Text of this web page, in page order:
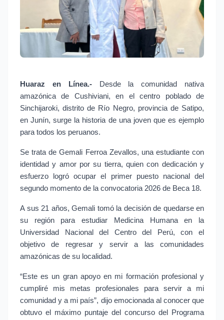
Huaraz en Línea.-
Desde la comunidad nativa
amazónica de Cushiviani, en el centro poblado de
Sinchijaroki, distrito de Río Negro, provincia de Satipo,
en Junín, surge la historia de una joven que es ejemplo
para todos los peruanos.
Se trata de Gemali Ferroa Zevallos, una estudiante con
identidad y amor por su tierra, quien con dedicación y
esfuerzo logró ocupar el primer puesto nacional del
segundo momento de la convocatoria 2026 de Beca 18.
A sus 21 años, Gemali tomó la decisión de quedarse en
su región para estudiar Medicina Humana en la
Universidad Nacional del Centro del Perú, con el
objetivo de regresar y servir a las comunidades
amazónicas de su localidad.
“Este es un gran apoyo en mi formación profesional y
cumpliré mis metas profesionales para servir a mi
comunidad y a mi país”, dijo emocionada al conocer que
obtuvo el máximo puntaje del concurso del Programa